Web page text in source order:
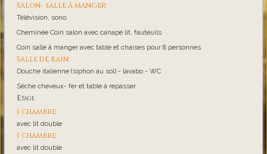
Salon- salle à manger:
Télévision, sono.
Cheminée Coin salon avec canapé lit, fauteuils
Coin salle à manger avec table et chaises pour 8 personnes
Salle de bain:
Douche italienne (siphon au sol) - lavabo - WC
Sèche cheveux- fer et table à repasser
Etage
1 chambre
avec lit double
1 chambre
avec lit double